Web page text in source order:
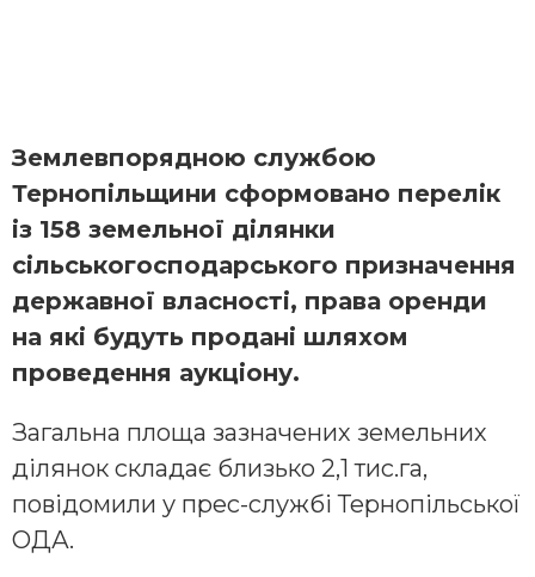
Землевпорядною службою
Тернопільщини сформовано перелік
із 158 земельної ділянки
сільськогосподарського призначення
державної власності, права оренди
на які будуть продані шляхом
проведення аукціону.
Загальна площа зазначених земельних
ділянок складає близько 2,1 тис.га,
повідомили у прес-службі Тернопільської
ОДА.